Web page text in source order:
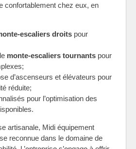
confortablement chez eux, en
escaliers droits pour
monte-escaliers tournants pour
d’ascenseurs et élévateurs pour
réduite;
pour l’optimisation des
artisanale, Midi équipement
reconnue dans le domaine de